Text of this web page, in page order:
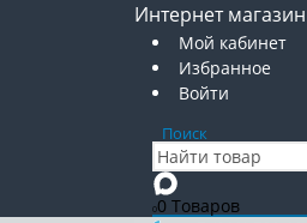
Интернет
Мой кабинет
Избранное
Войти
Поиск
00 Товаров